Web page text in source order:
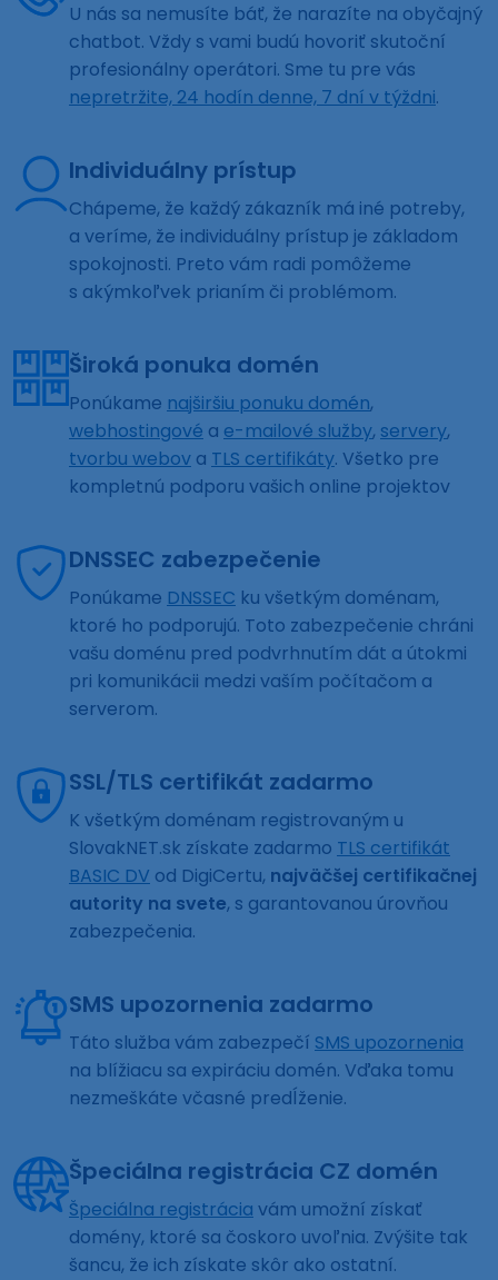
U nás sa nemusíte báť, že narazíte na obyčajný
chatbot. Vždy s vami budú hovoriť skutoční
profesionálny operátori. Sme tu pre vás
nepretržite, 24 hodín denne, 7 dní v týždni.
Individuálny prístup
Chápeme, že každý zákazník má iné potreby,
a veríme, že individuálny prístup je základom
spokojnosti. Preto vám radi pomôžeme
s akýmkoľvek prianím či problémom.
Široká ponuka domén
Ponúkame najširšiu ponuku domén,
webhostingové a e-mailové služby, servery,
tvorbu webov a TLS certifikáty. Všetko pre
kompletnú podporu vašich online projektov
DNSSEC zabezpečenie
Ponúkame DNSSEC ku všetkým doménam,
ktoré ho podporujú. Toto zabezpečenie chráni
vašu doménu pred podvrhnutím dát a útokmi
pri komunikácii medzi vaším počítačom a
serverom.
SSL/TLS certifikát zadarmo
K všetkým doménam registrovaným u
SlovakNET.sk získate zadarmo TLS certifikát
BASIC DV od DigiCertu, najväčšej certifikačnej
autority na svete, s garantovanou úrovňou
zabezpečenia.
SMS upozornenia zadarmo
Táto služba vám zabezpečí SMS upozornenia
na blížiacu sa expiráciu domén. Vďaka tomu
nezmeškáte včasné predĺženie.
Špeciálna registrácia CZ domén
Špeciálna registrácia vám umožní získať
domény, ktoré sa čoskoro uvoľnia. Zvýšite tak
šancu, že ich získate skôr ako ostatní.